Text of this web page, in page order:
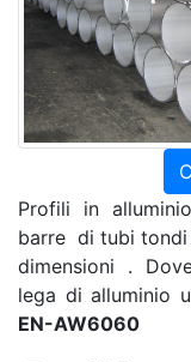
Profili in
barre di tubi tondi
dimensioni .
lega di alluminio
EN-AW6060